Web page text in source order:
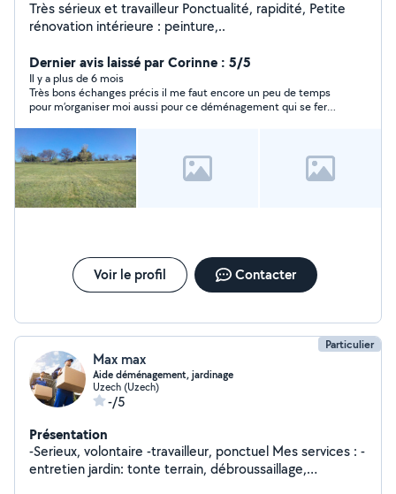
Très sérieux et travailleur Ponctualité, rapidité, Petite
rénovation intérieure : peinture,..
Dernier avis laissé par Corinne : 5/5
Il y a plus de 6 mois
Très bons échanges précis il me faut encore un peu de temps
pour m’organiser moi aussi pour ce déménagement qui se fera
journée CC
Voir le profil Contacter
Particulier
Max max
Aide déménagement, jardinage
Uzech (Uzech)
-/5
Présentation
-Serieux, volontaire -travailleur, ponctuel Mes services : -
entretien jardin: tonte terrain, débroussaillage,